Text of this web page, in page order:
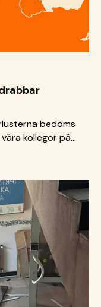
bedöms
kollegor på